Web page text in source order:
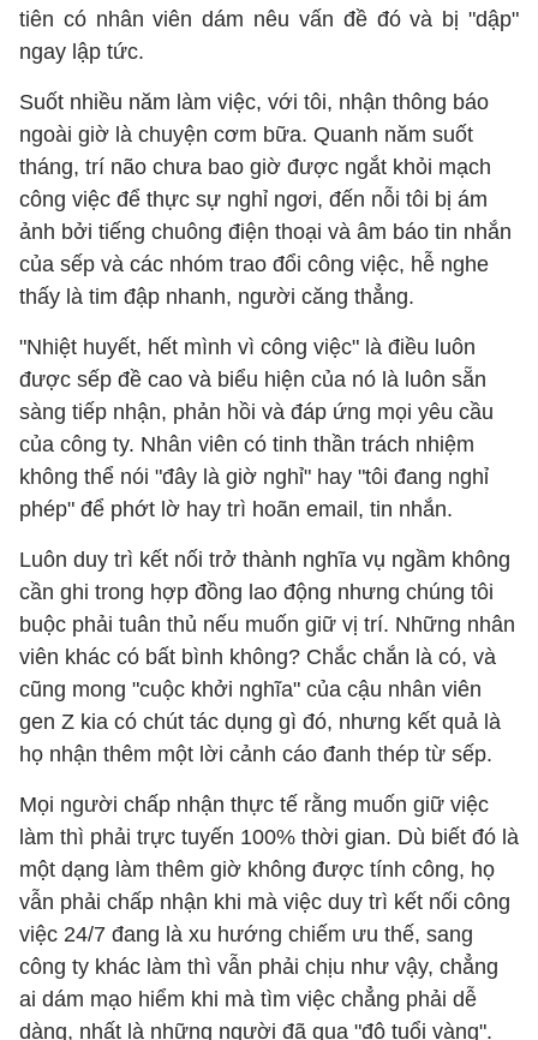
tiên có nhân viên dám nêu vấn đề đó và bị "dập"
ngay lập tức.
Suốt nhiều năm làm việc, với tôi, nhận thông báo
ngoài giờ là chuyện cơm bữa. Quanh năm suốt
tháng, trí não chưa bao giờ được ngắt khỏi mạch
công việc để thực sự nghỉ ngơi, đến nỗi tôi bị ám
ảnh bởi tiếng chuông điện thoại và âm báo tin nhắn
của sếp và các nhóm trao đổi công việc, hễ nghe
thấy là tim đập nhanh, người căng thẳng.
"Nhiệt huyết, hết mình vì công việc" là điều luôn
được sếp đề cao và biểu hiện của nó là luôn sẵn
sàng tiếp nhận, phản hồi và đáp ứng mọi yêu cầu
của công ty. Nhân viên có tinh thần trách nhiệm
không thể nói "đây là giờ nghỉ" hay "tôi đang nghỉ
phép" để phớt lờ hay trì hoãn email, tin nhắn.
Luôn duy trì kết nối trở thành nghĩa vụ ngầm không
cần ghi trong hợp đồng lao động nhưng chúng tôi
buộc phải tuân thủ nếu muốn giữ vị trí. Những nhân
viên khác có bất bình không? Chắc chắn là có, và
cũng mong "cuộc khởi nghĩa" của cậu nhân viên
gen Z kia có chút tác dụng gì đó, nhưng kết quả là
họ nhận thêm một lời cảnh cáo đanh thép từ sếp.
Mọi người chấp nhận thực tế rằng muốn giữ việc
làm thì phải trực tuyến 100% thời gian. Dù biết đó là
một dạng làm thêm giờ không được tính công, họ
vẫn phải chấp nhận khi mà việc duy trì kết nối công
việc 24/7 đang là xu hướng chiếm ưu thế, sang
công ty khác làm thì vẫn phải chịu như vậy, chẳng
ai dám mạo hiểm khi mà tìm việc chẳng phải dễ
dàng, nhất là những người đã qua "độ tuổi vàng".